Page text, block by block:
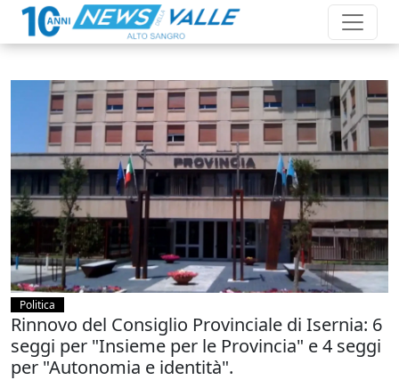
Politica
Rinnovo del Consiglio Provinciale di Isernia: 6
seggi per "Insieme per le Provincia" e 4 seggi
per "Autonomia e identità".